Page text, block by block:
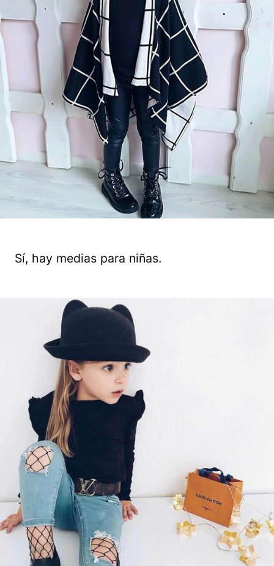
Sí, hay medias para niñas.